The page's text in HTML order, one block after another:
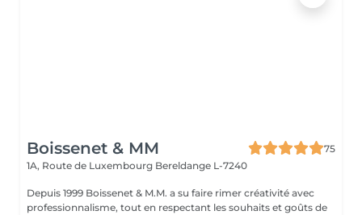
Boissenet & MM
75
1A, Route de Luxembourg Bereldange L-7240
Depuis 1999 Boissenet & M.M. a su faire rimer créativité avec
professionnalisme, tout en respectant les souhaits et goûts de